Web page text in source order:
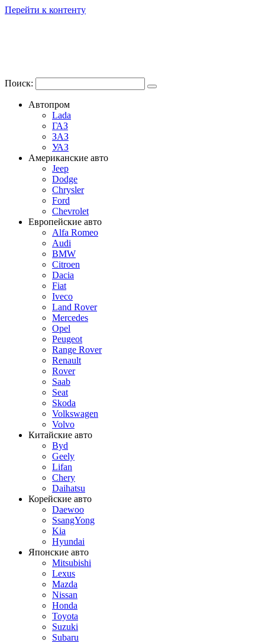
Перейти к контенту
Поиск:
Автопром
Lada
ГАЗ
ЗАЗ
УАЗ
Американские авто
Jeep
Dodge
Chrysler
Ford
Chevrolet
Европейские авто
Alfa Romeo
Audi
BMW
Citroen
Dacia
Fiat
Iveco
Land Rover
Mercedes
Opel
Peugeot
Range Rover
Renault
Rover
Saab
Seat
Skoda
Volkswagen
Volvo
Китайские авто
Byd
Geely
Lifan
Chery
Daihatsu
Корейские авто
Daewoo
SsangYong
Kia
Hyundai
Японские авто
Mitsubishi
Lexus
Mazda
Nissan
Honda
Toyota
Suzuki
Subaru